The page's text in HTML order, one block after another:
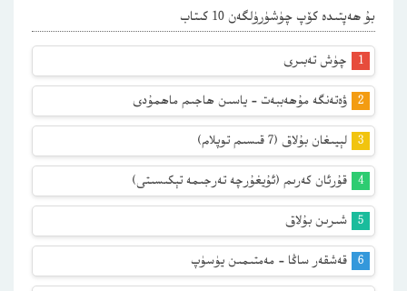
بۇ ھەپتىدە كۆپ چۈشۈرۈلگەن 10 كىتاب
چۈش تەبىرى
ۋەتەنگە مۇھەببەت – ياسىن ھاجىم ماھمۇدى
لېيىغان بۇلاق (7 قىسىم توپلام)
قۇرئان كەرىم (ئۇيغۇرچە تەرجىمە تېكىسىتى)
شىرىن بۇلاق
قەشقەر ساڭا – مەمتىمىن يۈسۈپ